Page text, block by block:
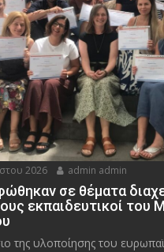
2026 admin admin
σε θέματα
εκπαιδευτικοί του
της υλοποίησης του